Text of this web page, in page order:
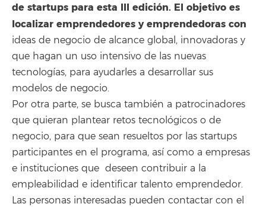
de startups para esta III edición. El objetivo es
localizar emprendedores y emprendedoras con
ideas de negocio de alcance global, innovadoras y
que hagan un uso intensivo de las nuevas
tecnologías, para ayudarles a desarrollar sus
modelos de negocio.
Por otra parte, se busca también a patrocinadores
que quieran plantear retos tecnológicos o de
negocio, para que sean resueltos por las startups
participantes en el programa, así como a empresas
e instituciones que deseen contribuir a la
empleabilidad e identificar talento emprendedor.
Las personas interesadas pueden contactar con el